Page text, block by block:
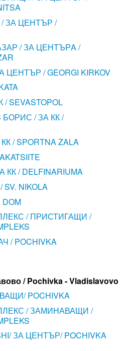
ЗА ЦЕНТЪР /
/ ЗА ЦЕНТЪРA /
/ GEORGI KIRKOV
SEVASTOPOL
/ ЗА КК /
/ SPORTNA ZALA
/ DELFINARIUMA
NIKOLA
/ ПРИСТИГАЩИ /
/ POCHIVKA
/ Pochivka - Vladislavovo
POCHIVKA
/ ЗАМИНАВАЩИ /
ЗА ЦЕНТЪР/ POCHIVKA